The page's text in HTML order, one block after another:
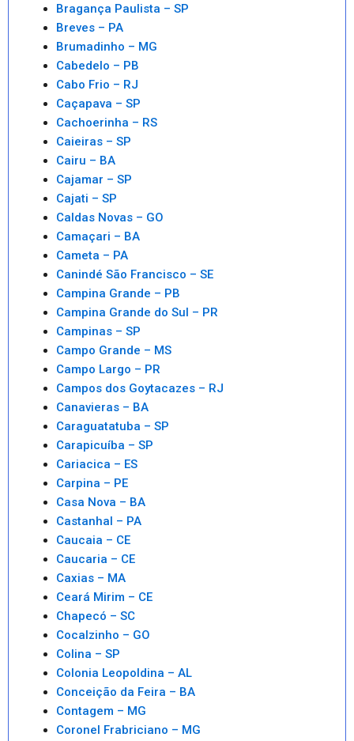
Bragança Paulista – SP
Breves – PA
Brumadinho – MG
Cabedelo – PB
Cabo Frio – RJ
Caçapava – SP
Cachoerinha – RS
Caieiras – SP
Cairu – BA
Cajamar – SP
Cajati – SP
Caldas Novas – GO
Camaçari – BA
Cameta – PA
Canindé São Francisco – SE
Campina Grande – PB
Campina Grande do Sul – PR
Campinas – SP
Campo Grande – MS
Campo Largo – PR
Campos dos Goytacazes – RJ
Canavieras – BA
Caraguatatuba – SP
Carapicuíba – SP
Cariacica – ES
Carpina – PE
Casa Nova – BA
Castanhal – PA
Caucaia – CE
Caucaria – CE
Caxias – MA
Ceará Mirim – CE
Chapecó – SC
Cocalzinho – GO
Colina – SP
Colonia Leopoldina – AL
Conceição da Feira – BA
Contagem – MG
Coronel Frabriciano – MG